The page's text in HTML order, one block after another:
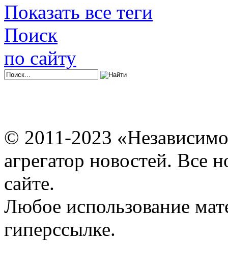
Показать все теги
Поиск
по сайту
© 2011-2023
агрегатор новостей. Все
сайте.
Любое использование
гиперссылке.